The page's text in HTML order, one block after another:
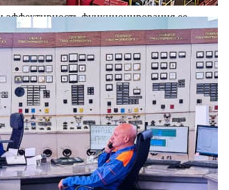
эффективность функционирования ее
социальной ответственности и
в области качества. Разработан
внутренних нормативных документов в